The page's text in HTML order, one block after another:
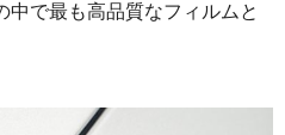
中で最も高品質なフィルムと